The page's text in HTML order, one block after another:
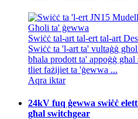
Swiċċ tal-art tal-ert tal-art
Swiċċ ta 'l-art ta' vultaġġ
bħala prodott ta' appoġġ
tliet fażijiet ta 'ġewwa ...
Aqra iktar
24kV fuq ġewwa swiċċ
għal switchgear